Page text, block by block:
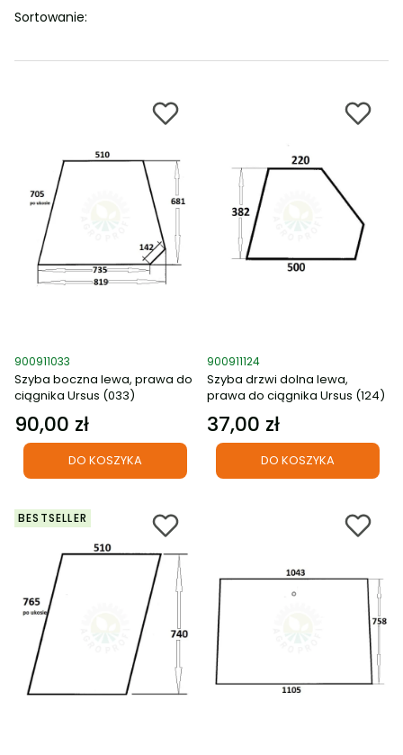
Sortowanie:
Kod produktu
900911033
Szyba boczna lewa, prawa do
ciągnika Ursus (033)
Cena
90,00 zł
DO KOSZYKA
Kod produktu
900911124
Szyba drzwi dolna lewa,
prawa do ciągnika Ursus (124)
Cena
37,00 zł
DO KOSZYKA
BESTSELLER